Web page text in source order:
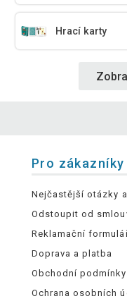
Hrací karty
Pro zákazníky
Nejčastější otázky
Odstoupit od
Reklamační
Doprava a platba
Obchodní podmínky
Ochrana osobních